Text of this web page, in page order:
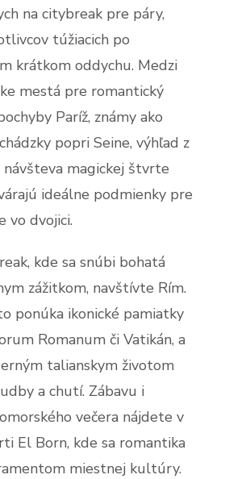
na citybreak pre páry,
túžiacich po
krátkom oddychu. Medzi
mestá pre romantický
Paríž, známy ako
popri Seine, výhľad z
návšteva magickej štvrte
ideálne podmienky pre
vo dvojici.
kde sa snúbi bohatá
zážitkom, navštívte Rím.
ponúka ikonické pamiatky
Romanum či Vatikán, a
talianskym životom
a chutí. Zábavu i
večera nájdete v
El Born, kde sa romantika
miestnej kultúry.